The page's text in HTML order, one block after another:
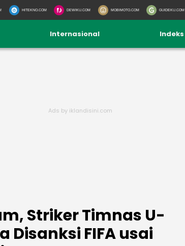
HITEKNO.COM DEWIKU.COM MOBIMOTO.COM GUIDEKU.COM
Internasional Indeks
Striker Timnas U-
Disanksi FIFA usai